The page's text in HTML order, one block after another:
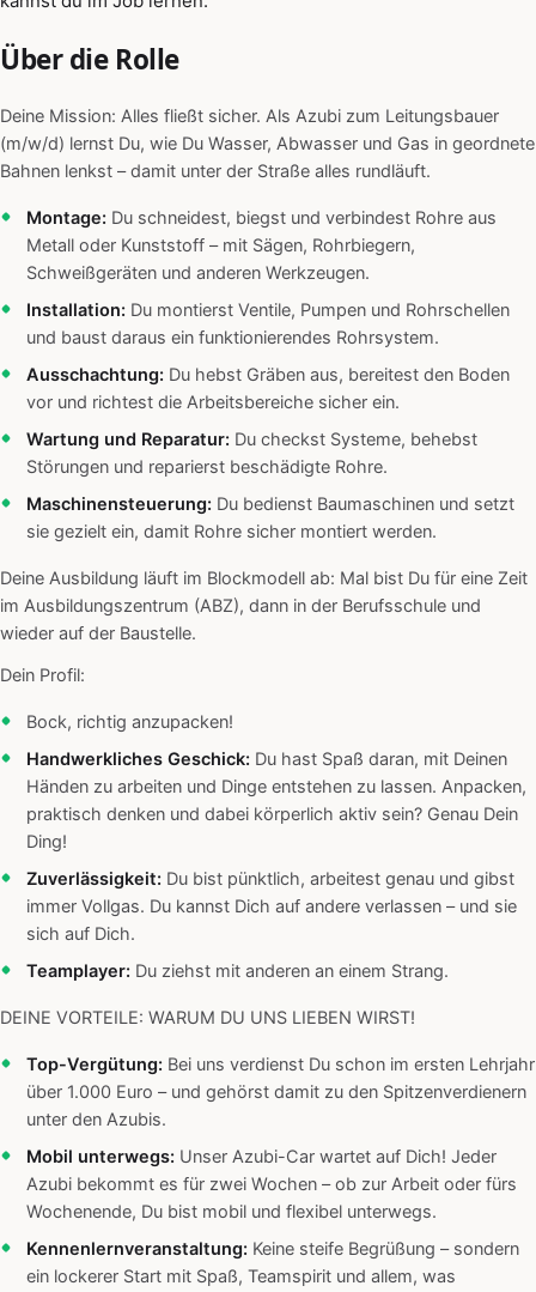
Über die Rolle
Deine Mission: Alles fließt sicher. Als Azubi zum Leitungsbauer
(m/w/d) lernst Du, wie Du Wasser, Abwasser und Gas in geordnete
Bahnen lenkst – damit unter der Straße alles rundläuft.
Montage: Du schneidest, biegst und verbindest Rohre aus
Metall oder Kunststoff – mit Sägen, Rohrbiegern,
Schweißgeräten und anderen Werkzeugen.
Installation: Du montierst Ventile, Pumpen und Rohrschellen
und baust daraus ein funktionierendes Rohrsystem.
Ausschachtung: Du hebst Gräben aus, bereitest den Boden
vor und richtest die Arbeitsbereiche sicher ein.
Wartung und Reparatur: Du checkst Systeme, behebst
Störungen und reparierst beschädigte Rohre.
Maschinensteuerung: Du bedienst Baumaschinen und setzt
sie gezielt ein, damit Rohre sicher montiert werden.
Deine Ausbildung läuft im Blockmodell ab: Mal bist Du für eine Zeit
im Ausbildungszentrum (ABZ), dann in der Berufsschule und
wieder auf der Baustelle.
Dein Profil:
Bock, richtig anzupacken!
Handwerkliches Geschick: Du hast Spaß daran, mit Deinen
Händen zu arbeiten und Dinge entstehen zu lassen. Anpacken,
praktisch denken und dabei körperlich aktiv sein? Genau Dein
Ding!
Zuverlässigkeit: Du bist pünktlich, arbeitest genau und gibst
immer Vollgas. Du kannst Dich auf andere verlassen – und sie
sich auf Dich.
Teamplayer: Du ziehst mit anderen an einem Strang.
DEINE VORTEILE: WARUM DU UNS LIEBEN WIRST!
Top-Vergütung: Bei uns verdienst Du schon im ersten Lehrjahr
über 1.000 Euro – und gehörst damit zu den Spitzenverdienern
unter den Azubis.
Mobil unterwegs: Unser Azubi-Car wartet auf Dich! Jeder
Azubi bekommt es für zwei Wochen – ob zur Arbeit oder fürs
Wochenende, Du bist mobil und flexibel unterwegs.
Kennenlernveranstaltung: Keine steife Begrüßung – sondern
ein lockerer Start mit Spaß, Teamspirit und allem, was